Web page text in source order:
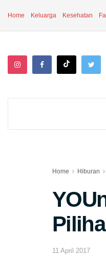
Home Keluarga Kesehatan
Home Hiburan
11 April 2017